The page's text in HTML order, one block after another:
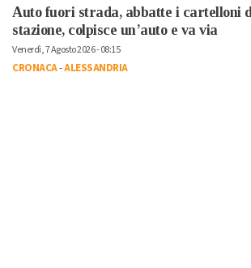
Auto fuori strada, abbatte i cartelloni
stazione, colpisce un’auto e va via
Venerdì, 7 Agosto 2026 - 08:15
CRONACA-ALESSANDRIA